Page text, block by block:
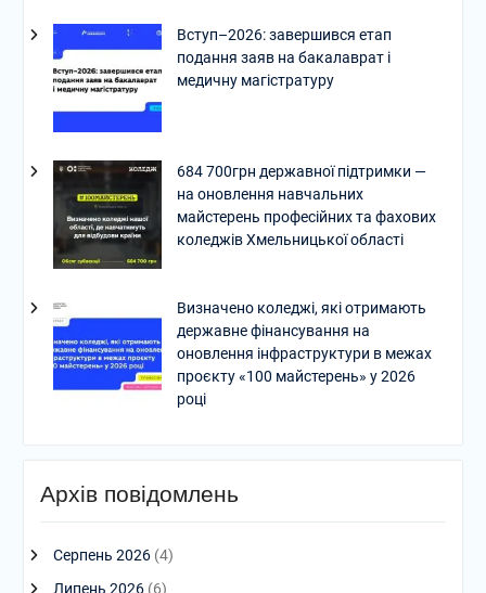
Вступ–2026: завершився етап
подання заяв на бакалаврат і
медичну магістратуру
684 700грн державної підтримки —
на оновлення навчальних
майстерень професійних та фахових
коледжів Хмельницької області
Визначено коледжі, які отримають
державне фінансування на
оновлення інфраструктури в межах
проєкту «100 майстерень» у 2026
році
Архів повідомлень
Серпень 2026(4)
Липень 2026(6)